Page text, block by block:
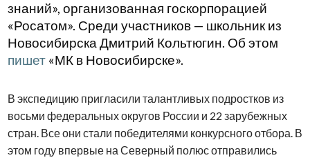
знаний», организованная госкорпорацией
«Росатом». Среди участников — школьник из
Новосибирска Дмитрий Кольтюгин. Об этом
пишет «МК в Новосибирске».
В экспедицию пригласили талантливых подростков из
восьми федеральных округов России и 22 зарубежных
стран. Все они стали победителями конкурсного отбора. В
этом году впервые на Северный полюс отправились